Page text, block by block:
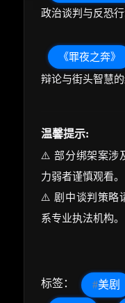
政治谈判与反恐
《罪夜之奔》
辩论与街头智慧的
温馨提示:
⚠️ 部分绑架案涉
力弱者谨慎观看。
⚠️ 剧中谈判策略
系专业执法机构。
标签： #美剧